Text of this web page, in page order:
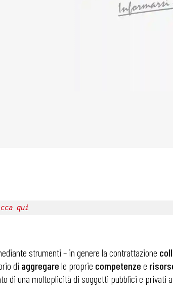
qui
strumenti – in genere la contrattazione
di aggregare le proprie competenze e
di una molteplicità di soggetti pubblici e privati